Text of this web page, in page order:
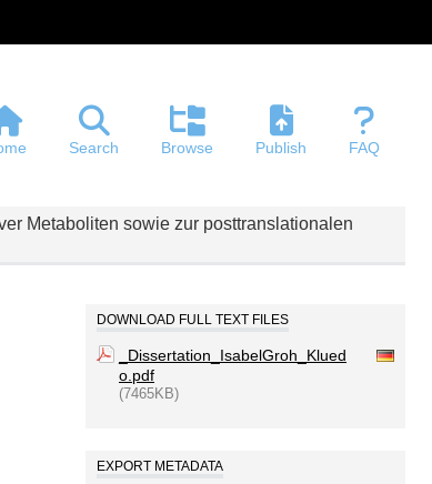
Search Browse Publish FAQ
Metaboliten sowie zur posttranslationalen
DOWNLOAD FULL TEXT FILES
_Dissertation_IsabelGroh_Klued
o.pdf
(7465KB)
EXPORT METADATA